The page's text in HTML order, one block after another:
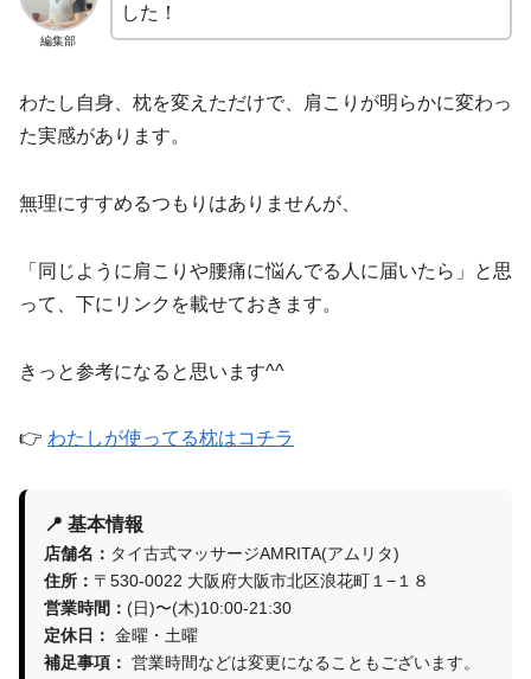
編集部
した！
わたし自身、枕を変えただけで、肩こりが明らかに変わっ
た実感があります。
無理にすすめるつもりはありませんが、
「同じように肩こりや腰痛に悩んでる人に届いたら」と思
って、下にリンクを載せておきます。
きっと参考になると思います^^
👉 わたしが使ってる枕はコチラ
📍 基本情報
店舗名： タイ古式マッサージAMRITA(アムリタ)
住所： 〒530-0022 大阪府大阪市北区浪花町１−１８
営業時間： (日)〜(木)10:00-21:30
定休日： 金曜・土曜
補足事項： 営業時間などは変更になることもございます。